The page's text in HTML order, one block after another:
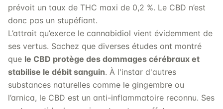
prévoit un taux de THC maxi de 0,2 %. Le CBD n’est
donc pas un stupéfiant.
L’attrait qu’exerce le cannabidiol vient évidemment de
ses vertus. Sachez que diverses études ont montré
que le CBD protège des dommages cérébraux et
stabilise le débit sanguin. À l'instar d'autres
substances naturelles comme le gingembre ou
l’arnica, le CBD est un anti-inflammatoire reconnu. Ses